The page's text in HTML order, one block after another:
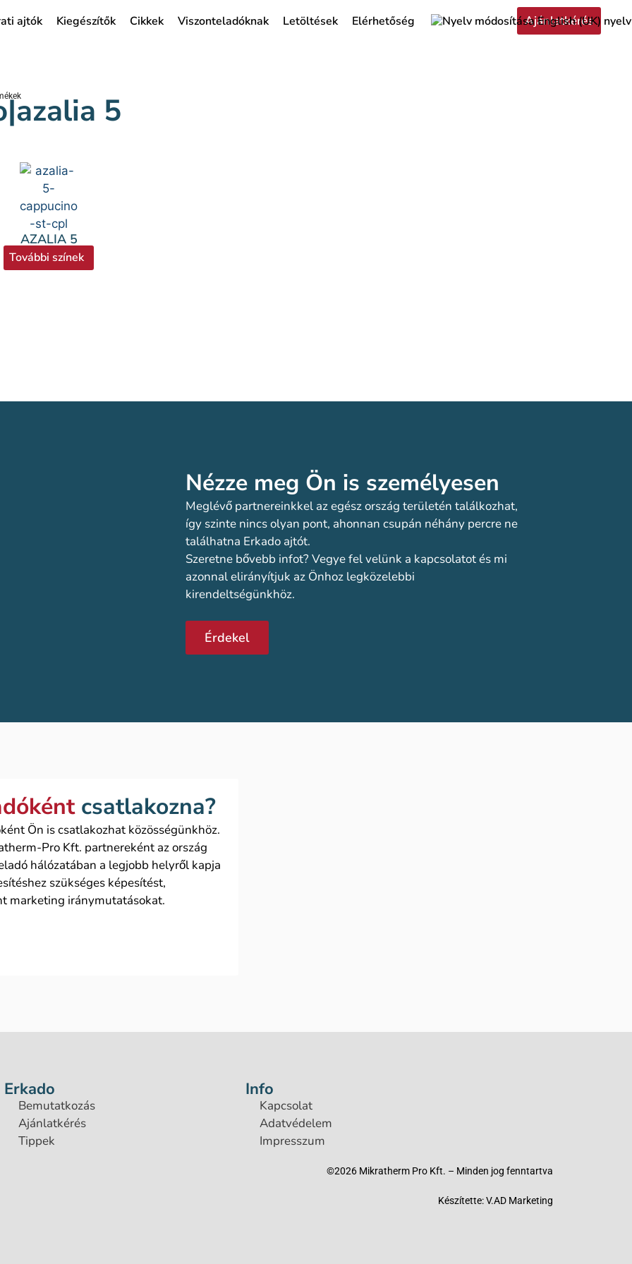
ajtók Kiegészítők Cikkek Viszonteladóknak Letöltések Elérhetőség Ajánlatkérés
5
AZALIA 5
További színek
Nézze meg Ön is személyesen​
Meglévő partnereinkkel az egész ország területén találkozhat,
így szinte nincs olyan pont, ahonnan csupán néhány percre ne
találhatna Erkado ajtót.
Szeretne bővebb infot? Vegye fel velünk a kapcsolatot és mi
azonnal elirányítjuk az Önhoz legközelebbi
kirendeltségünkhöz.
Érdekel
csatlakozna?
Ön is csatlakozhat közösségünkhöz.
Pro Kft. partnereként az ország
hálózatában a legjobb helyről kapja
szükséges képesítést,
marketing iránymutatásokat.
Erkado
Bemutatkozás
Ajánlatkérés
Tippek
Info
Kapcsolat
Adatvédelem
Impresszum
©2026 Mikratherm Pro Kft. – Minden jog fenntartva​
Készítette:V.AD Marketing